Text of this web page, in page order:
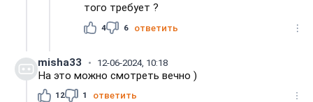
того требует ?
4 6 ответить
misha33 12-06-2024, 10:18
На это можно смотреть вечно )
12 1 ответить